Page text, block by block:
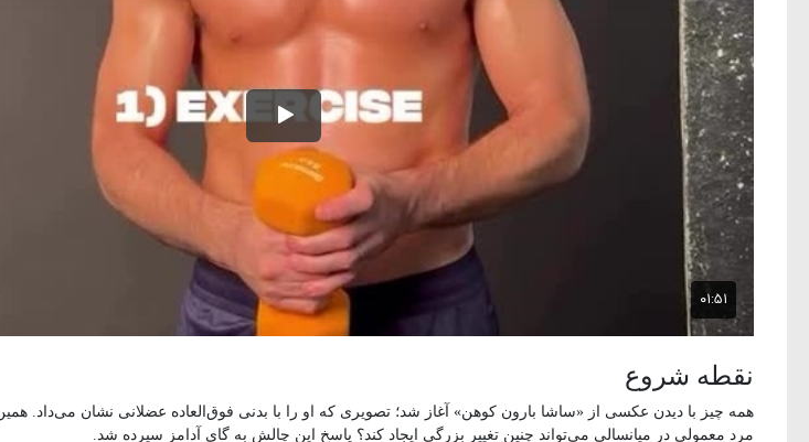
نقطه شروع
همه چیز با دیدن عکسی از «ساشا بارون کوهن» آغاز شد؛ تصویری که او را با بدنی فوق‌العاده عضلانی نشان می‌داد.
مرد معمولی در میانسالی می‌تواند چنین تغییر بزرگی ایجاد کند؟ پاسخ این چالش به گای آدامز سپرده شد.